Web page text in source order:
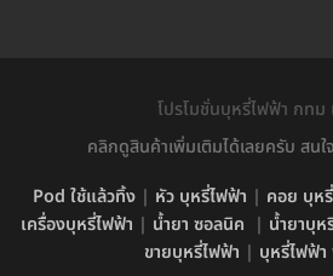
โปรโมชั่นบุหรี่ไฟฟ้า กทม
คลิกดูสินค้าเพิ่มเติมได้เลยครับ สน
Pod ใช้แล้วทิ้ง | หัว บุหรี่ไฟฟ้า | คอย บุห
เครื่องบุหรี่ไฟฟ้า | น้ำยา ซอลนิค | น้ำยาบุห
ขายบุหรี่ไฟฟ้า | บุหรี่ไฟฟ้า